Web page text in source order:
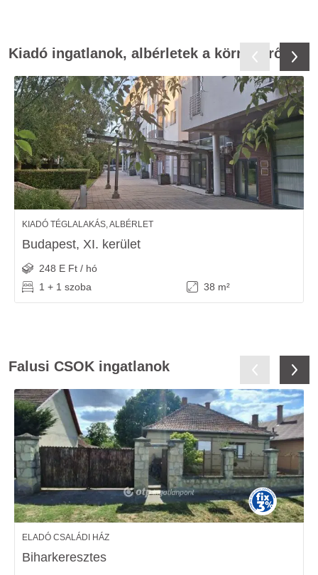
Kiadó ingatlanok, albérletek a környékről
KIADÓ TÉGLALAKÁS, ALBÉRLET
Budapest, XI. kerület
248 E Ft / hó
1 + 1 szoba
38 m²
Falusi CSOK ingatlanok
ELADÓ CSALÁDI HÁZ
Biharkeresztes